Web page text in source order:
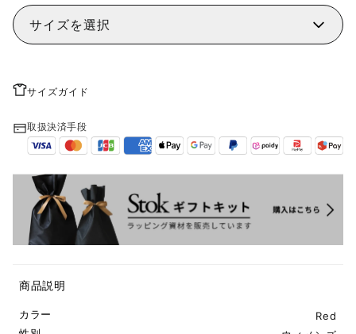
サイズを選択
サイズガイド
取扱決済手段
商品説明
カラー
Red